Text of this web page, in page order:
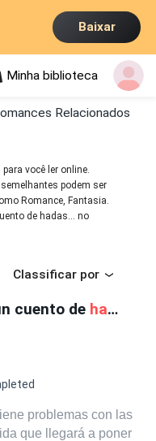
Baixar
Minha biblioteca
Relacionados
você ler online.
podem ser
Romance, Fantasia.
de hadas... no
Classificar por
cuento de hadas
problemas con las
que llegará a poner